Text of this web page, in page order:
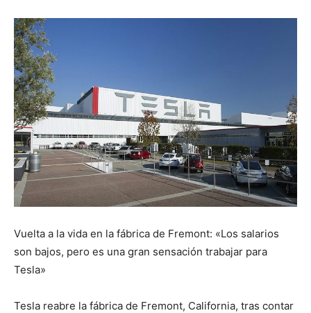
Vuelta a la vida en la fábrica de Fremont: «Los salarios
son bajos, pero es una gran sensación trabajar para
Tesla»
Tesla reabre la fábrica de Fremont, California, tras contar